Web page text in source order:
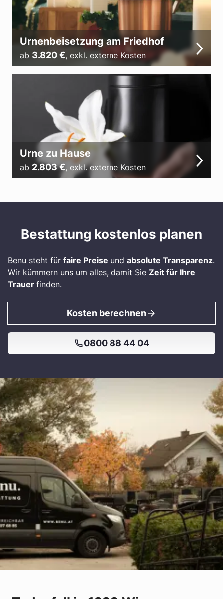
Urnenbeisetzung am Friedhof
ab 3.820€, exkl. externe Kosten
Urne zu Hause
ab 2.803€, exkl. externe Kosten
Bestattung kostenlos planen
Benu steht für faire Preise und absolute Transparenz.
Wir kümmern uns um alles, damit Sie Zeit für Ihre
Trauer finden.
Kosten berechnen
0800 88 44 04